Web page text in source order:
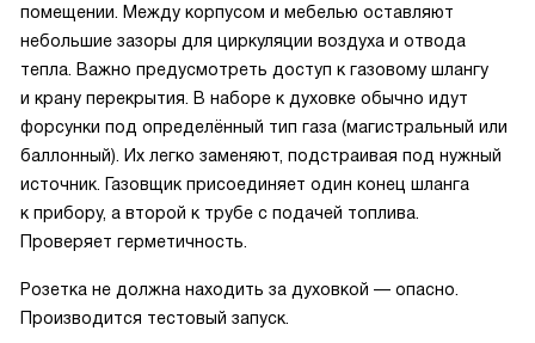
помещении. Между корпусом и мебелью оставляют
небольшие зазоры для циркуляции воздуха и отвода
тепла. Важно предусмотреть доступ к газовому шлангу
и крану перекрытия. В наборе к духовке обычно идут
форсунки под определённый тип газа (магистральный или
баллонный). Их легко заменяют, подстраивая под нужный
источник. Газовщик присоединяет один конец шланга
к прибору, а второй к трубе с подачей топлива.
Проверяет герметичность.
Розетка не должна находить за духовкой — опасно.
Производится тестовый запуск.